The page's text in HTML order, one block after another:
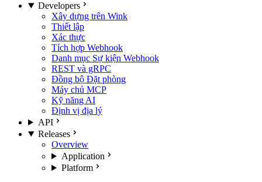
Developers
Xây dựng trên Wink
Thiết lập
Xác thực
Tích hợp Webhook
Danh mục Sự kiện Webhook
REST và gRPC
Đồng bộ Đặt phòng
Máy chủ MCP
Kỹ năng AI
Định vị địa lý
API
Releases
Overview
Application
Platform